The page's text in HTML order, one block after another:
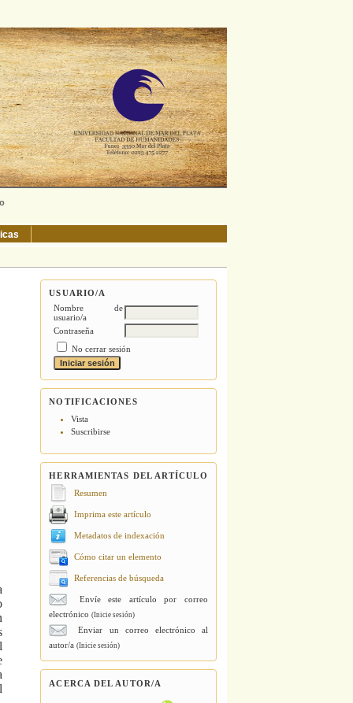
USUARIO/A
Nombre de
usuario/a
Contraseña
No cerrar sesión
NOTIFICACIONES
Vista
Suscribirse
HERRAMIENTAS DEL ARTÍCULO
Resumen
Imprima este artículo
Metadatos de indexación
Cómo citar un elemento
Referencias de búsqueda
Envíe este artículo por correo
electrónico(Inicie sesión)
Enviar un correo electrónico al
autor/a(Inicie sesión)
ACERCA DEL AUTOR/A